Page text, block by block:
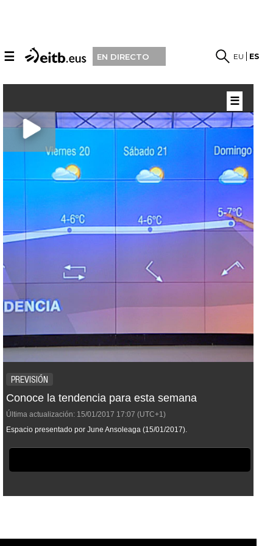
☰ EN DIRECTO EU ES
PREVISIÓN
Conoce la tendencia para esta semana
Última actualización: 15/01/2017 17:07 (UTC+1)
Espacio presentado por June Ansoleaga (15/01/2017).
☰